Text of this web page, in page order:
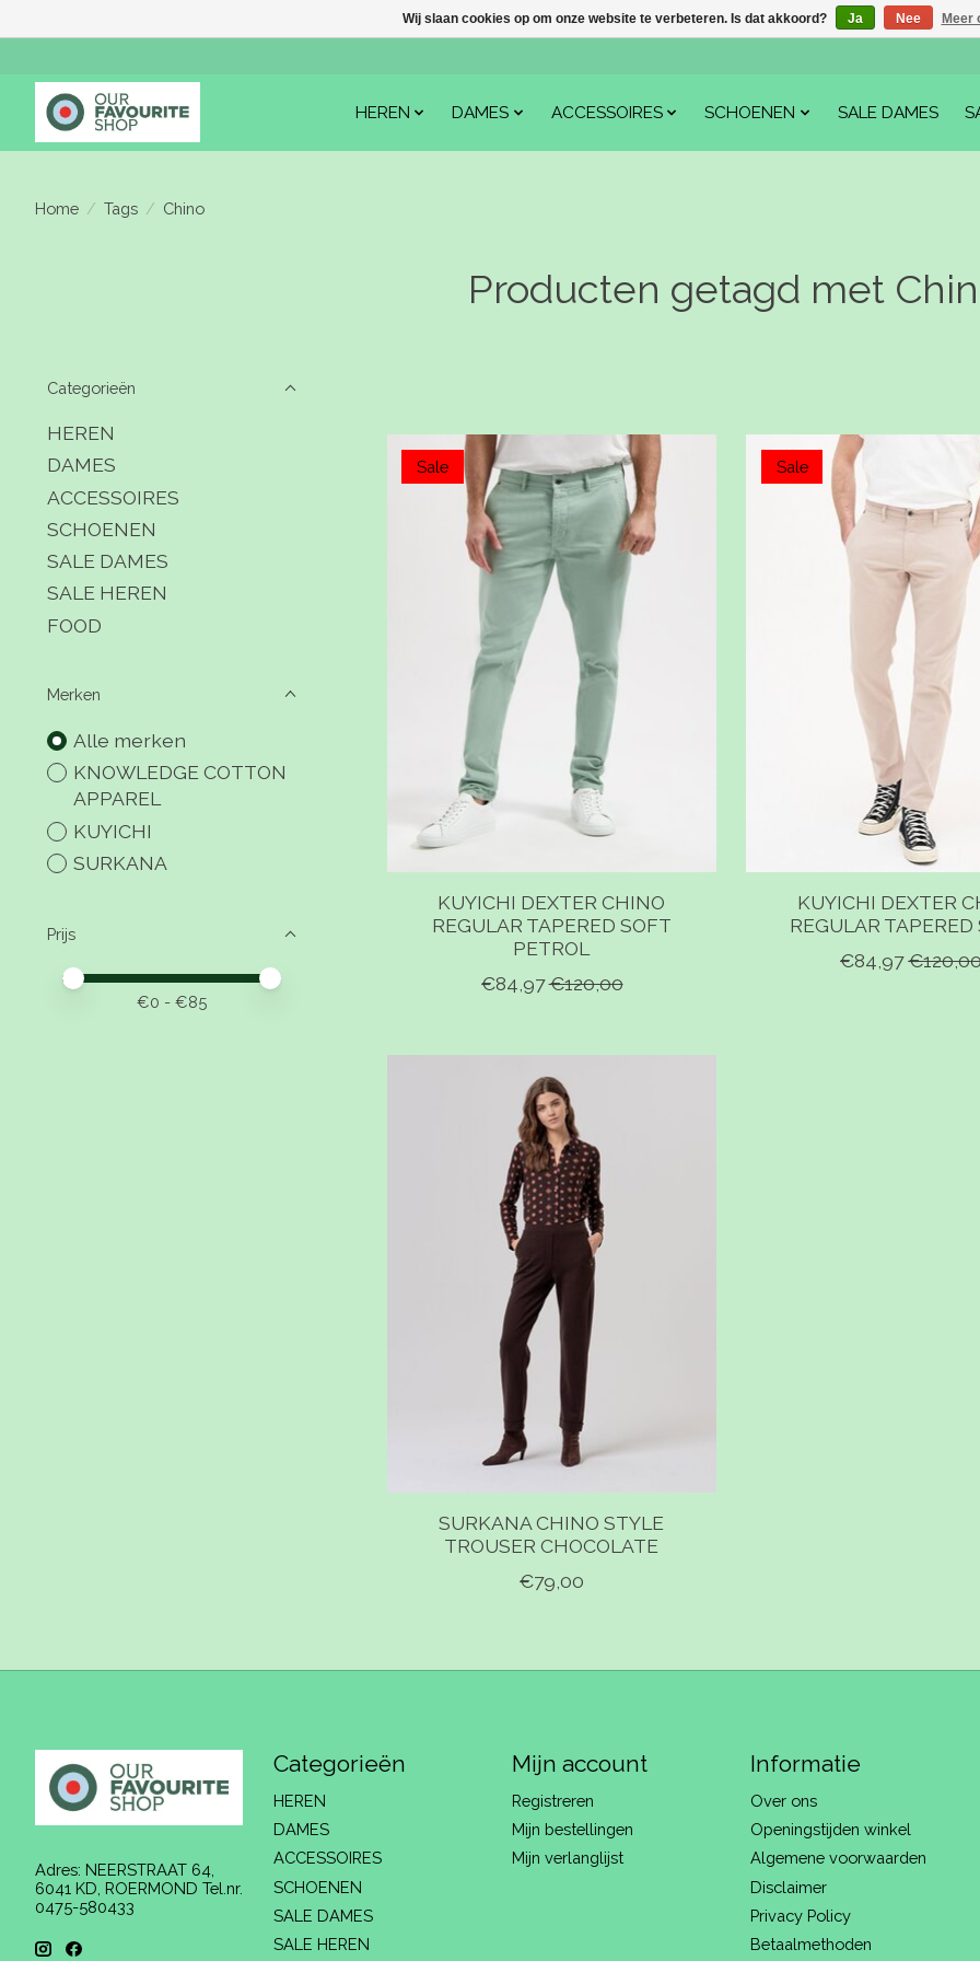
HEREN DAMES ACCESSOIRES SCHOENEN SALE DAMES
Home / Tags / Chino
Producten getagd met
Categorieën
HEREN
DAMES
ACCESSOIRES
SCHOENEN
SALE DAMES
SALE HEREN
FOOD
Merken
Alle merken
KNOWLEDGE COTTON
APPAREL
KUYICHI
SURKANA
Prijs
Minimale prijswaarde
Price maximum value
€0 - €85
Sale
KUYICHI DEXTER CHINO
REGULAR TAPERED SOFT
PETROL
€84,97€120,00
Sale
KUYICHI DEXTER
REGULAR TAPERED
€84,97
SURKANA CHINO STYLE
TROUSER CHOCOLATE
€79,00
Adres: NEERSTRAAT 64,
6041 KD, ROERMOND Tel.nr.
0475-580433
Categorieën
HEREN
DAMES
ACCESSOIRES
SCHOENEN
SALE DAMES
SALE HEREN
Mijn account
Registreren
Mijn bestellingen
Mijn verlanglijst
Informatie
Over ons
Openingstijden winkel
Algemene voorwaarden
Disclaimer
Privacy Policy
Betaalmethoden
Wij slaan cookies op om onze website te verbeteren. Is dat akkoord? Ja Nee Meer